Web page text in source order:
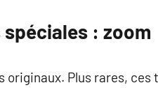
: zoom
Plus rares, ces